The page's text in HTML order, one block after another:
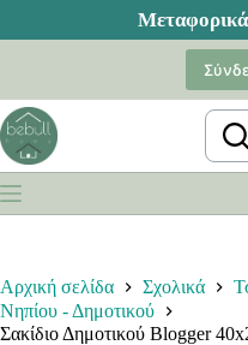
Αρχική σελίδα Σχολικά
Νηπίου - Δημοτικού
Σακίδιο Δημοτικού Blogger